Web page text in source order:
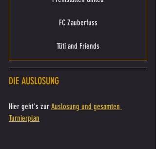
FC Zauberfuss
Tüti and Friends
DIE AUSLOSUNG
Hier geht's zur Auslosung und gesamten
Turnierplan